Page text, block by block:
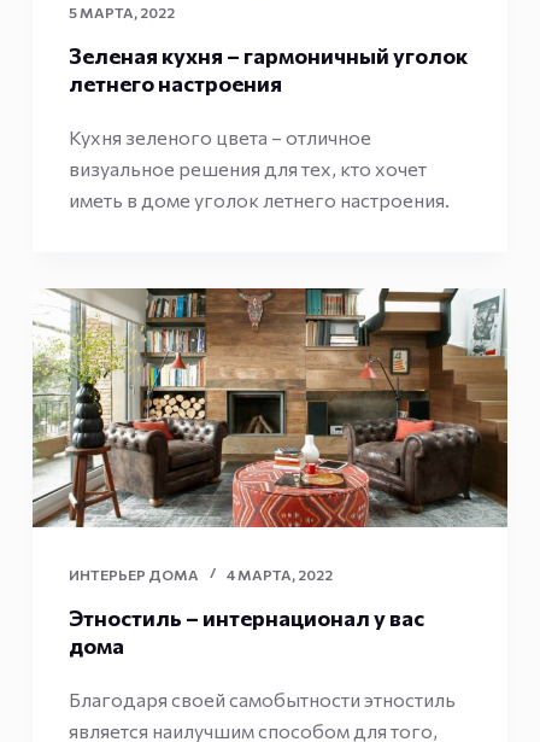
5 МАРТА, 2022
Зеленая кухня – гармоничный уголок
летнего настроения
Кухня зеленого цвета – отличное
визуальное решения для тех, кто хочет
иметь в доме уголок летнего настроения.
ИНТЕРЬЕР ДОМА 4 МАРТА, 2022
Этностиль – интернационал у вас
дома
Благодаря своей самобытности этностиль
является наилучшим способом для того,